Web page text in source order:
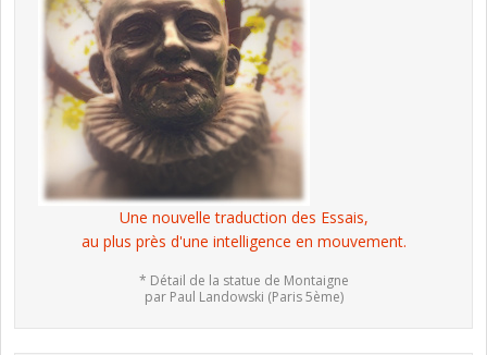
Une nouvelle traduction des Essais,
au plus près d'une intelligence en mouvement.
* Détail de la statue de Montaigne
par Paul Landowski (Paris 5ème)